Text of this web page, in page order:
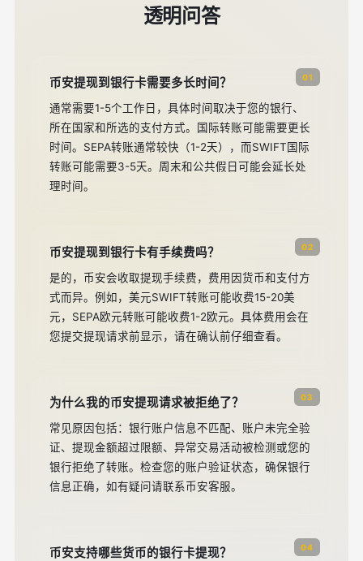
透明问答
01
币安提现到银行卡需要多长时间？
通常需要1-5个工作日，具体时间取决于您的银行、
所在国家和所选的支付方式。国际转账可能需要更长
时间。SEPA转账通常较快（1-2天），而SWIFT国际
转账可能需要3-5天。周末和公共假日可能会延长处
理时间。
02
币安提现到银行卡有手续费吗？
是的，币安会收取提现手续费，费用因货币和支付方
式而异。例如，美元SWIFT转账可能收费15-20美
元，SEPA欧元转账可能收费1-2欧元。具体费用会在
您提交提现请求前显示，请在确认前仔细查看。
03
为什么我的币安提现请求被拒绝了？
常见原因包括：银行账户信息不匹配、账户未完全验
证、提现金额超过限额、异常交易活动被检测或您的
银行拒绝了转账。检查您的账户验证状态，确保银行
信息正确，如有疑问请联系币安客服。
04
币安支持哪些货币的银行卡提现？